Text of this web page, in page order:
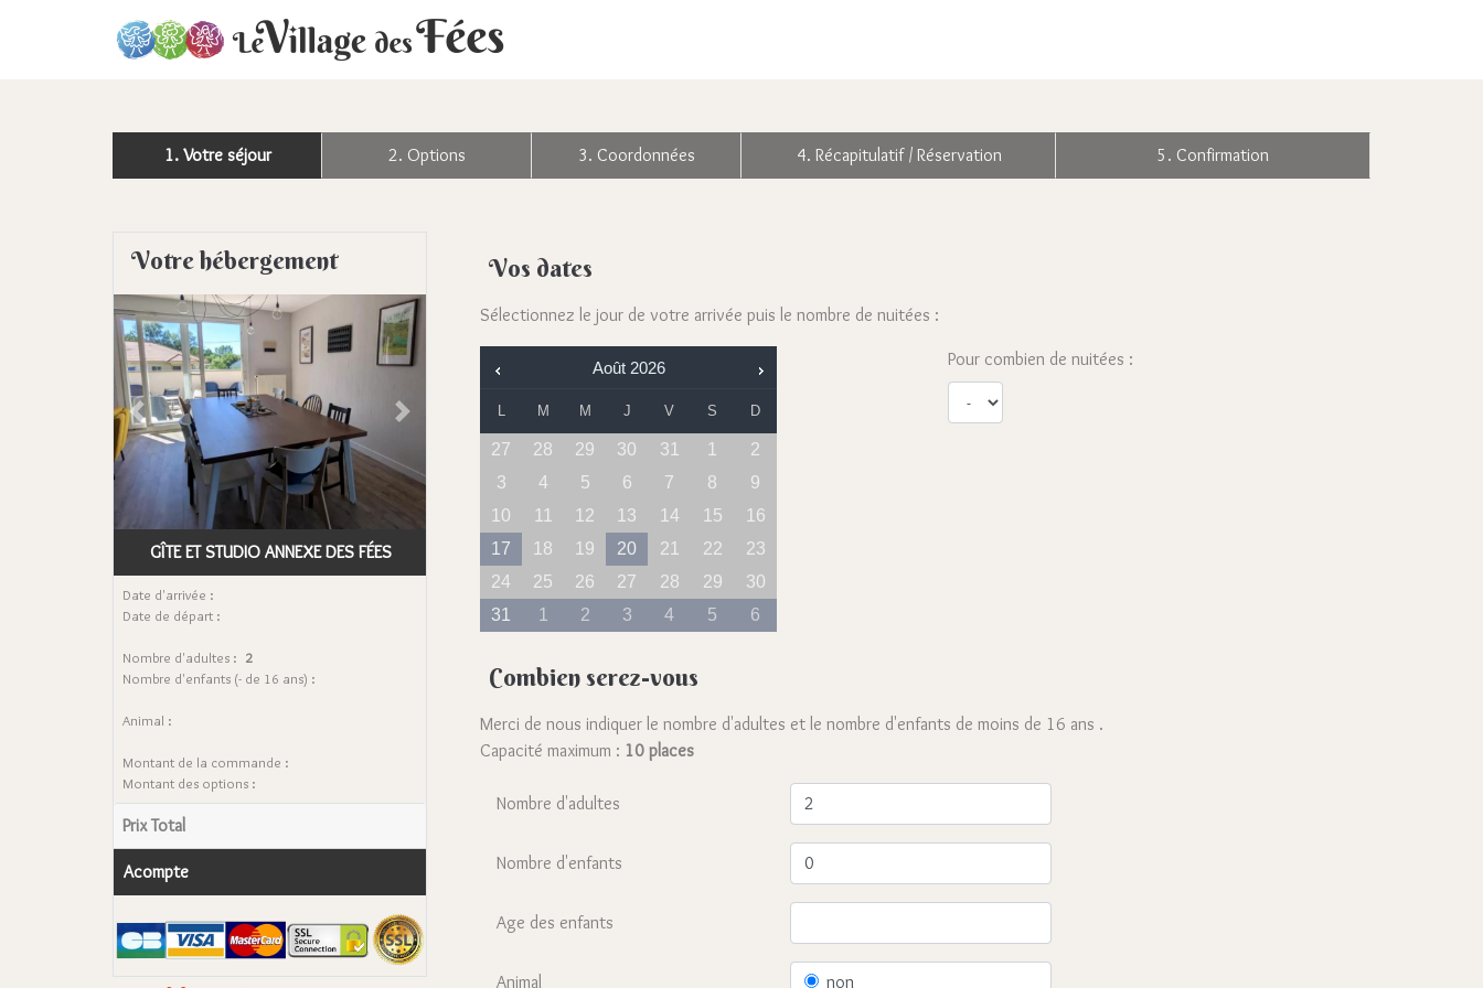
1. Votre séjour 2. Options 3. Coordonnées 4. Récapitulatif / Réservation 5. Confirmation
Vos dates
Sélectionnez le jour de votre arrivée puis le nombre de nuitées :
Août 2026
L M M J V S D
27 28 29 30 31 1
2
3
4 5 6 7 8
9
10
11 12 13 14 15
16
17
18 19 20 21 22
23
24
25 26 27 28 29
30
31
1 2 3 4 5 6
Pour combien de nuitées :
Combien serez-vous
Merci de nous indiquer le nombre d'adultes et le nombre d'enfants de moins de 16 ans .
Capacité maximum : 10 places
Nombre d'adultes
Nombre d'enfants
Age des enfants
Animal non
Votre hébergement
Previous Next
GÎTE ET STUDIO ANNEXE DES FÉES
Date d'arrivée :
Date de départ :
Nombre d'adultes : 2
Nombre d'enfants (- de 16 ans) :
Animal :
Montant de la commande :
Montant des options :
Prix Total
Acompte